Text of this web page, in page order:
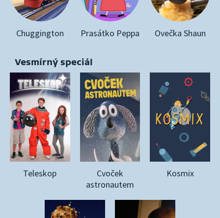
Chuggington Prasátko Peppa Ovečka Shaun
Vesmírný speciál
Teleskop
Cvoček
astronautem
Kosmix